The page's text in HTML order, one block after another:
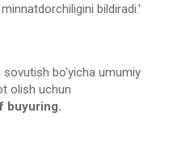
bildiradi.'
sovutish bo'yicha umumiy
olish uchun
buyuring.